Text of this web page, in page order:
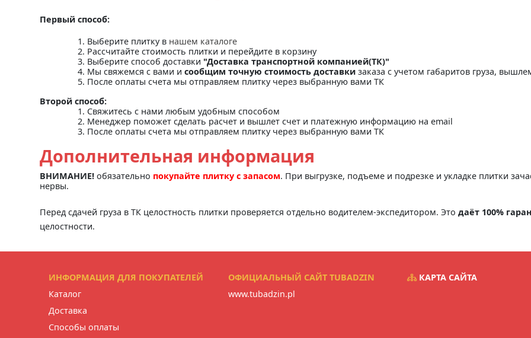
Первый способ:
Выберите плитку в нашем каталоге
Рассчитайте стоимость плитки и перейдите в корзину
Выберите способ доставки "Доставка транспортной компанией(ТК)"
Мы свяжемся с вами и сообщим точную стоимость доставки заказа с учетом габаритов груза,
После оплаты счета мы отправляем плитку через выбранную вами ТК
Второй способ:
Свяжитесь с нами любым удобным способом
Менеджер поможет сделать расчет и вышлет счет и платежную информацию на email
После оплаты счета мы отправляем плитку через выбранную вами ТК
Дополнительная информация
ВНИМАНИЕ! обязательно покупайте плитку с запасом. При выгрузке, подъеме и подрезке и укладке плитки
нервы.
Перед сдачей груза в ТК целостность плитки проверяется отдельно водителем-экспедитором. Это даёт 100%
целостности.
ИНФОРМАЦИЯ ДЛЯ ПОКУПАТЕЛЕЙ
Каталог
Доставка
Способы оплаты
ОФИЦИАЛЬНЫЙ САЙТ TUBADZIN
www.tubadzin.pl
КАРТА САЙТА